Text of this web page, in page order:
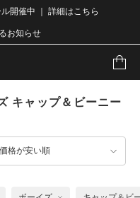
開催中 ｜ 詳細はこちら
お知らせ
キャップ＆ビーニー
価格が安い順